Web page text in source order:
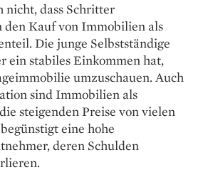
nicht, dass Schritter
den Kauf von Immobilien als
Die junge Selbstständige
ein stabiles Einkommen hat,
umzuschauen. Auch
sind Immobilien als
steigenden Preise von vielen
eine hohe
deren Schulden